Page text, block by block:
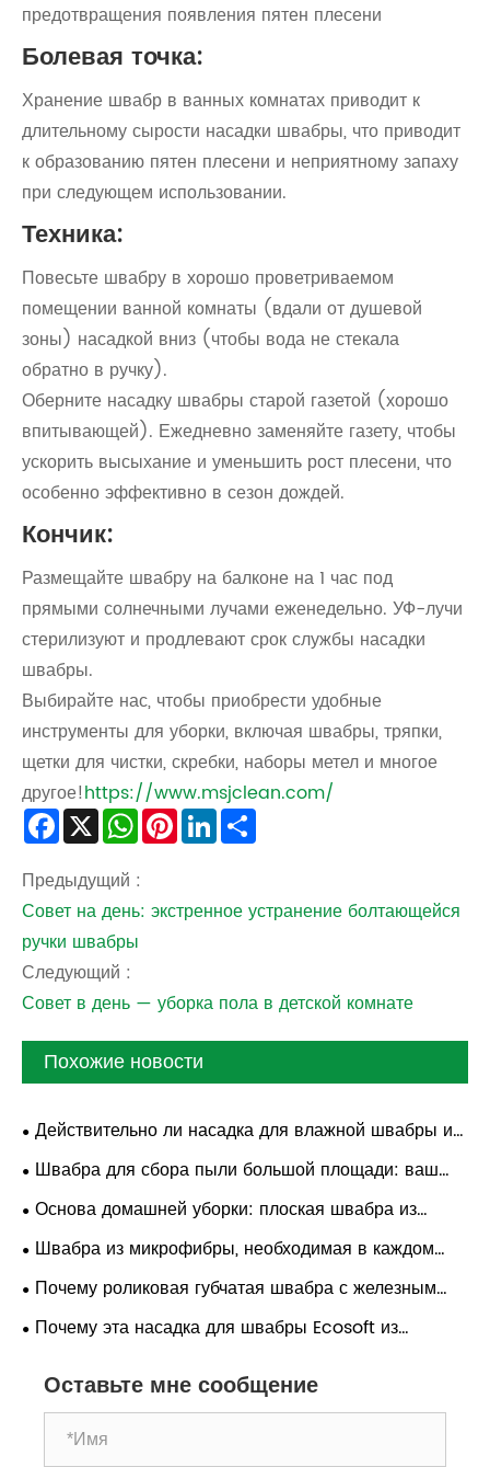
предотвращения появления пятен плесени
Болевая точка:
Хранение швабр в ванных комнатах приводит к
длительному сырости насадки швабры, что приводит
к образованию пятен плесени и неприятному запаху
при следующем использовании.
Техника:
Повесьте швабру в хорошо проветриваемом
помещении ванной комнаты (вдали от душевой
зоны) насадкой вниз (чтобы вода не стекала
обратно в ручку).
Оберните насадку швабры старой газетой (хорошо
впитывающей). Ежедневно заменяйте газету, чтобы
ускорить высыхание и уменьшить рост плесени, что
особенно эффективно в сезон дождей.
Кончик:
Размещайте швабру на балконе на 1 час под
прямыми солнечными лучами еженедельно. УФ-лучи
стерилизуют и продлевают срок службы насадки
швабры.
Выбирайте нас, чтобы приобрести удобные
инструменты для уборки, включая швабры, тряпки,
щетки для чистки, скребки, наборы метел и многое
другое!https://www.msjclean.com/
Facebook
X WhatsApp
PinterestLinkedIn
Предыдущий :
Совет на день: экстренное устранение болтающейся
ручки швабры
Следующий :
Совет в день — уборка пола в детской комнате
Похожие новости
Действительно ли насадка для влажной швабры из
хлопка эффективна для глубокой уборки?
Швабра для сбора пыли большой площади: ваш
помощник в уборке
Основа домашней уборки: плоская швабра из
синели
Швабра из микрофибры, необходимая в каждом
доме
Почему роликовая губчатая швабра с железным
столбом является идеальным решением для уборки
полов с интенсивным движением людей?
Почему эта насадка для швабры Ecosoft из
уборки
Оставьте мне сообщение